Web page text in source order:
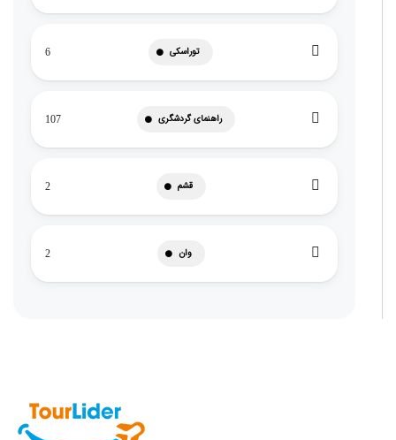
توراسکی 6
راهنمای گردشگری 107
قشم 2
وان 2